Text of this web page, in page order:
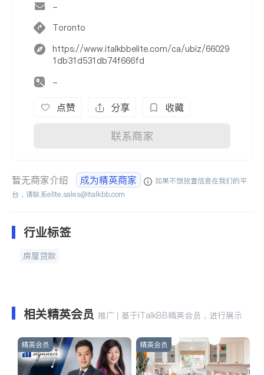
-
Toronto
https://www.italkbbelite.com/ca/ubiz/66029
1db31d531db74f666fd
-
点赞 分享 收藏
联系商家
暂无商家介绍 成为精英商家
如果不想放置信息在我们的平
台，请联系elite.sales@italkbb.com
行业标签
房屋贷款
相关精英会员 推广 | 基于iTalkBB精英会员，进行展示
精英会员 精英会员